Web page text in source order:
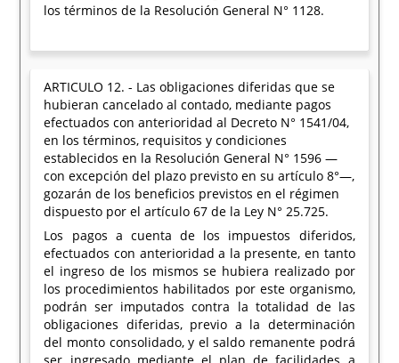
los términos de la Resolución General N° 1128.
ARTICULO 12. - Las obligaciones diferidas que se
hubieran cancelado al contado, mediante pagos
efectuados con anterioridad al Decreto N° 1541/04,
en los términos, requisitos y condiciones
establecidos en la Resolución General N° 1596 —
con excepción del plazo previsto en su artículo 8°—,
gozarán de los beneficios previstos en el régimen
dispuesto por el artículo 67 de la Ley N° 25.725.
Los pagos a cuenta de los impuestos diferidos,
efectuados con anterioridad a la presente, en tanto
el ingreso de los mismos se hubiera realizado por
los procedimientos habilitados por este organismo,
podrán ser imputados contra la totalidad de las
obligaciones diferidas, previo a la determinación
del monto consolidado, y el saldo remanente podrá